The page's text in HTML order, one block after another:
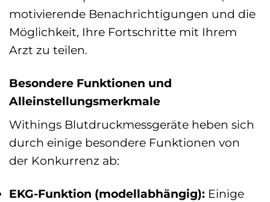
motivierende Benachrichtigungen und die
Möglichkeit, Ihre Fortschritte mit Ihrem
Arzt zu teilen.
Besondere Funktionen und
Alleinstellungsmerkmale
Withings Blutdruckmessgeräte heben sich
durch einige besondere Funktionen von
der Konkurrenz ab:
EKG-Funktion (modellabhängig): Einige